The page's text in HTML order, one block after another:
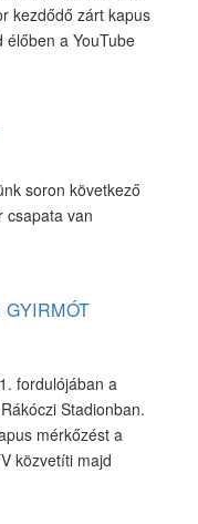
Bank Liga
zárt kapus
a YouTube
soron következő
van
fordulójában a
Stadionban.
mérkőzést a
közvetíti majd